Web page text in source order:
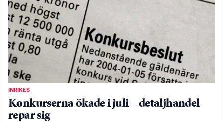
INRIKES
Konkurserna ökade i juli – detaljhandel
repar sig